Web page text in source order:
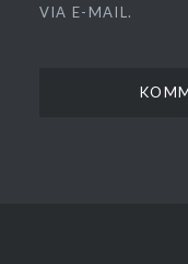
VIA E-MAIL.